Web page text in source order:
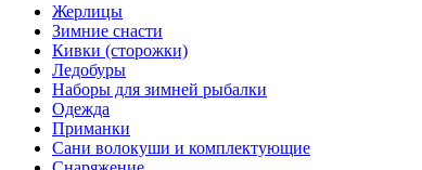
Жерлицы
Зимние снасти
Кивки (сторожки)
Ледобуры
Наборы для зимней рыбалки
Одежда
Приманки
Сани волокуши и комплектующие